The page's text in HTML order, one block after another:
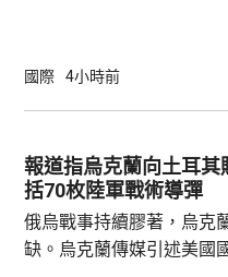
關西電力公司指，正調查
機組發生事故後，僅餘4號
電力旗下同樣位於福井縣
組，今年5月亦曾因驅動發
國際 4小時前
報道指烏克蘭向土耳
括70枚陸軍戰術導彈
俄烏戰事持續膠著，烏克
缺。烏克蘭傳媒引述美國